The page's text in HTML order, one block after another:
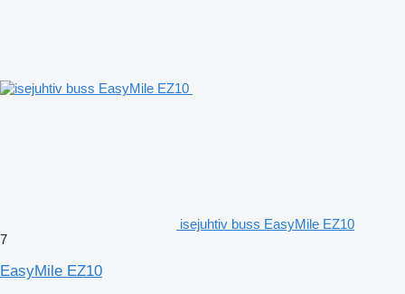
isejuhtiv buss EasyMile EZ10
7
EasyMile EZ10